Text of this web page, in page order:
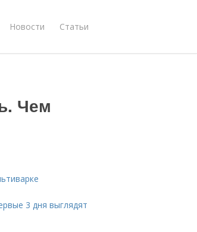
Новости Статьи
Чем
3 дня выглядят